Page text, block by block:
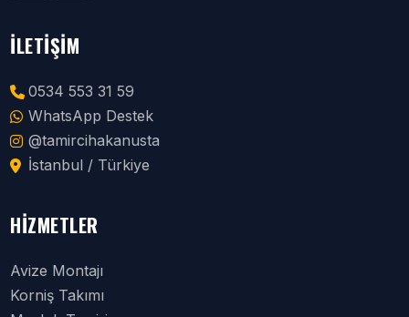
İLETIŞIM
0534 553 31 59
WhatsApp Destek
@tamircihakanusta
İstanbul / Türkiye
HIZMETLER
Avize Montajı
Korniş Takımı